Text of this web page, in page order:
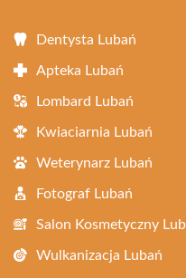
Dentysta Lubań
Apteka Lubań
Lombard Lubań
Kwiaciarnia Lubań
Weterynarz Lubań
Fotograf Lubań
Salon Kosmetyczny
Wulkanizacja Lubań